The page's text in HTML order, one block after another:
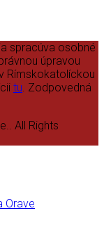
spracúva osobné
úpravou
Rímskokatolíckou
tu. Zodpovedná
All Rights
Orave